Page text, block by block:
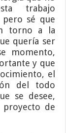
trabajo
pero sé que
torno a la
quería ser
momento,
y que
el
del todo
se desee,
de